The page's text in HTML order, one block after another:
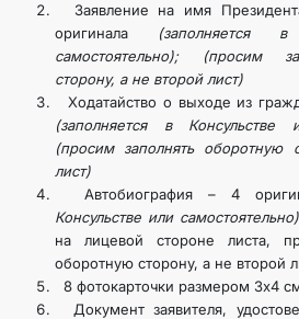
RESMINAMALAR
DIM
ARAGATNAŞYK
Заявление на имя
оригинала
(заполняется
самостоятельно); (просим
сторону, а не второй лист)
Ходатайство о выходе из
(заполняется в Консульстве
(просим заполнять оборотную
лист)
Автобиография – 4
Консульстве или
на лицевой стороне листа,
оборотную сторону, а не второй
8 фотокарточки размером 3х4
Документ заявителя,